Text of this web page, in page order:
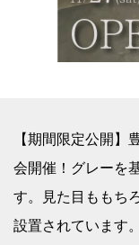
【期間限定公開】
会開催！グレーを
す。見た目ももち
設置されています